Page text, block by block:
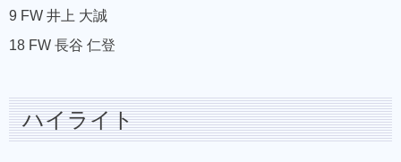
9 FW 井上 大誠
18 FW 長谷 仁登
ハイライト